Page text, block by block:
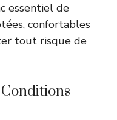
essentiel de
confortables
tout risque de